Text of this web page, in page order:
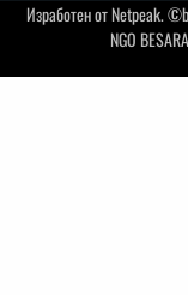
Изработен отNetpeak.
NGO